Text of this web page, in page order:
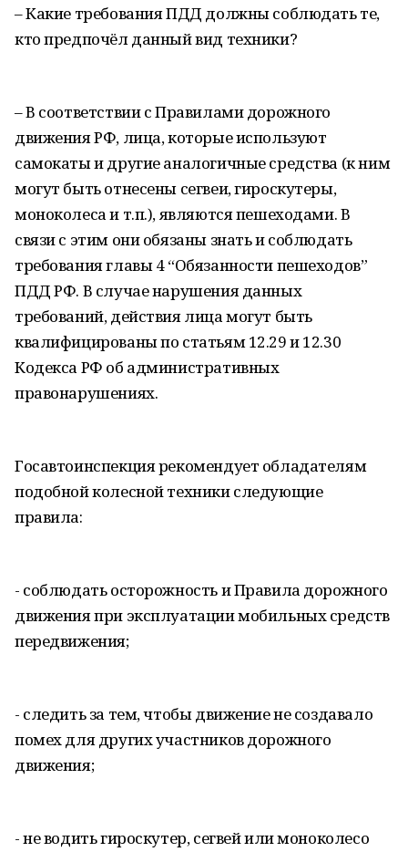
– Какие требования ПДД должны соблюдать те,
кто предпочёл данный вид техники?
– В соответствии с Правилами дорожного
движения РФ, лица, которые используют
самокаты и другие аналогичные средства (к ним
могут быть отнесены сегвеи, гироскутеры,
моноколеса и т.п.), являются пешеходами. В
связи с этим они обязаны знать и соблюдать
требования главы 4 “Обязанности пешеходов”
ПДД РФ. В случае нарушения данных
требований, действия лица могут быть
квалифицированы по статьям 12.29 и 12.30
Кодекса РФ об административных
правонарушениях.
Госавтоинспекция рекомендует обладателям
подобной колесной техники следующие
правила:
- соблюдать осторожность и Правила дорожного
движения при эксплуатации мобильных средств
передвижения;
- следить за тем, чтобы движение не создавало
помех для других участников дорожного
движения;
- не водить гироскутер, сегвей или моноколесо